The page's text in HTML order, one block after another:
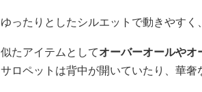
ゆったりとしたシルエットで動きやす
似たアイテムとしてオーバーオールやオ
サロペットは背中が開いていたり、華